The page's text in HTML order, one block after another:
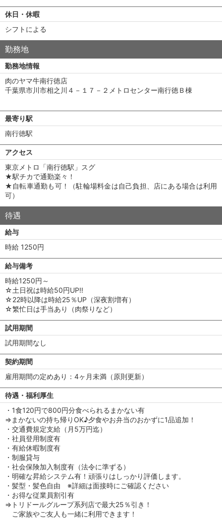
休日・休暇
シフトによる
勤務地
勤務地情報
肉のヤマ牛南行徳店
千葉県市川市相之川４－１７－２メトロセンター南行徳Ｂ棟
最寄り駅
南行徳駅
アクセス
東京メトロ「南行徳駅」スグ
★駅チカで通勤楽々！
★自転車通勤も可！（駐輪場料金は自己負担、店にある場合は利用
可）
待遇
給与
時給 1250円
給与備考
時給1250円～
☆土日祝は時給50円UP!!
☆22時以降は時給25％UP（深夜割増有）
☆繁忙日は手当あり（肉祭りなど）
試用期間
試用期間なし
契約期間
雇用期間の定めあり：4ヶ月未満（原則更新）
待遇・福利厚生
・1食120円で800円分食べられるまかない有
⇒まかないの持ち帰りOK♪夕食やお弁当のおかずに1品追加！
・交通費規定支給（月5万円迄）
・社員登用制度有
・有給休暇制度有
・制服貸与
・社会保険加入制度有（法令に準ずる）
・明確な昇給システム有！頑張りはしっかり評価します。
・髪型・髪色自由 ※詳細は面接時にご確認ください
・お得な従業員割引有
⇒トリドールグループ系列店で最大25％引き！
ご家族やご友人も一緒に利用できます！